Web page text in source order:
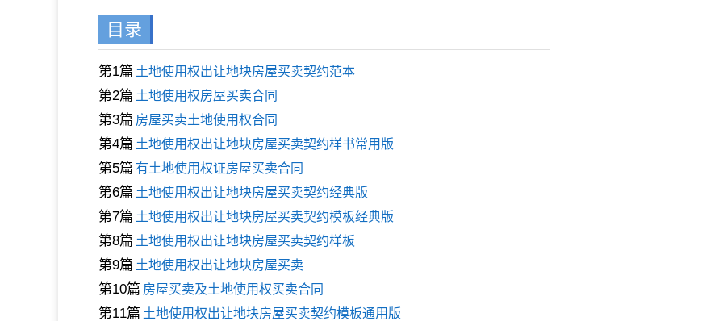
目录
第1篇 土地使用权出让地块房屋买卖契约范本
第2篇 土地使用权房屋买卖合同
第3篇 房屋买卖土地使用权合同
第4篇 土地使用权出让地块房屋买卖契约样书常用版
第5篇 有土地使用权证房屋买卖合同
第6篇 土地使用权出让地块房屋买卖契约经典版
第7篇 土地使用权出让地块房屋买卖契约模板经典版
第8篇 土地使用权出让地块房屋买卖契约样板
第9篇 土地使用权出让地块房屋买卖
第10篇 房屋买卖及土地使用权买卖合同
第11篇 土地使用权出让地块房屋买卖契约模板通用版